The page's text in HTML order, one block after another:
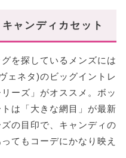
ャンディカセット
を探しているメンズには
ェネタ)のビッグイントレ
ーズ」がオススメ。ボッ
は「大きな網目」が最新
の目印で、キャンディの
てもコーデにかなり映え